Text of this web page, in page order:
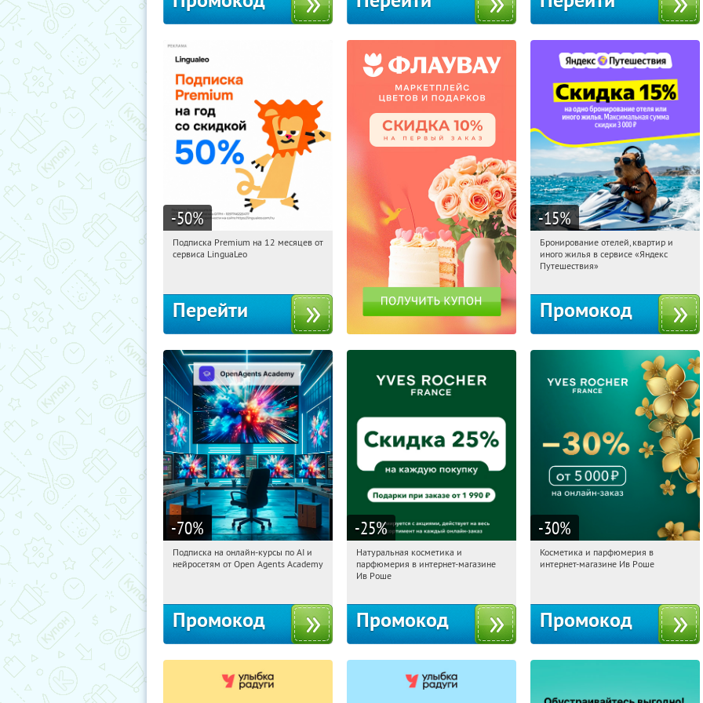
-50%
23:27:33
Получи первым!
Подписка Premium на 12 месяцев от
сервиса LinguaLeo
Перейти
-15%
23:27:33 Получили:
Россия
Бронирование отелей, квартир и
иного жилья в сервисе «Яндекс
Путешествия»
Промокод
-70%
23:27:33 Получили:
Подписка на онлайн-курсы по AI и
нейросетям от Open Agents Academy
Промокод
-25%
23:27:33 Получили:
Россия
Натуральная косметика и
парфюмерия в интернет-магазине
Ив Роше
Промокод
-30%
23:27:33 Получили:
Косметика и парфюмерия в
интернет-магазине Ив Роше
Промокод